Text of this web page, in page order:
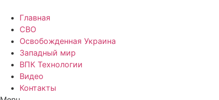
Главная
СВО
Освобожденная Украина
Западный мир
ВПК Технологии
Видео
Контакты